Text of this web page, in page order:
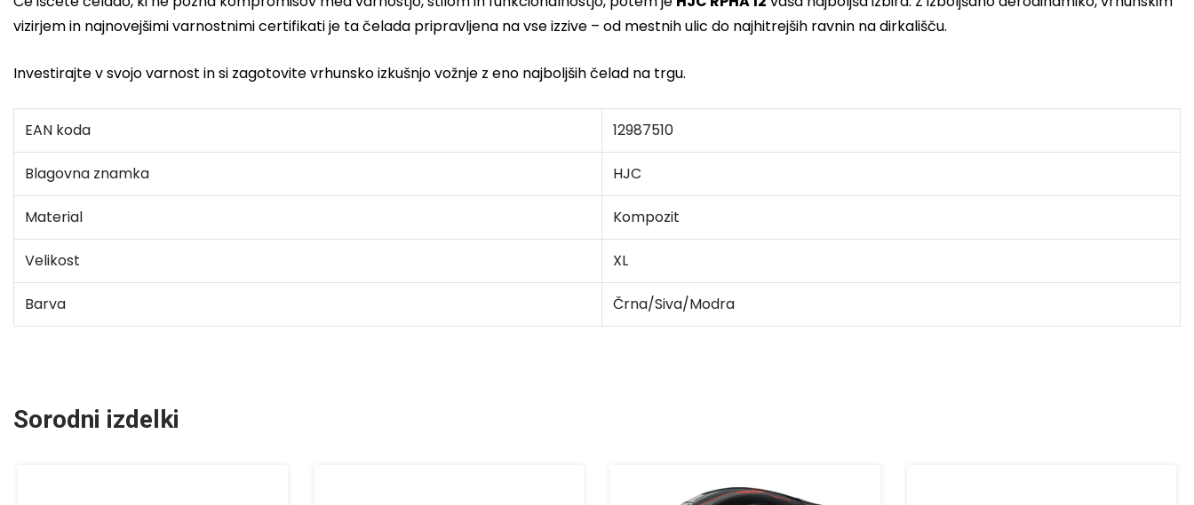
vizirjem in najnovejšimi varnostnimi certifikati je ta čelada pripravljena na vse izzive – od mestnih ulic do najhitrejših ravnin na dirkališču.
Investirajte v svojo varnost in si zagotovite vrhunsko izkušnjo vožnje z eno najboljših čelad na trgu.
EAN koda 12987510
Blagovna znamka HJC
Material Kompozit
Velikost XL
Barva Črna/Siva/Modra
Sorodni izdelki